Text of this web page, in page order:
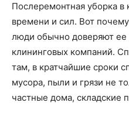
Послеремонтная уборка в
времени и сил. Вот
люди обычно доверяют ее
клининговых компаний.
там, в кратчайшие сроки
мусора, пыли и грязи не
частные дома, складские